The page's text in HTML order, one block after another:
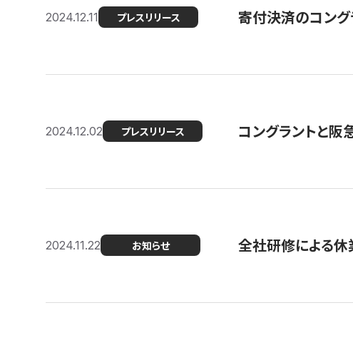
2024.12.11 プレスリリース 寄付決済のコング
2024.12.02 プレスリリース コングラントと阪
2024.11.22 お知らせ 全社研修による